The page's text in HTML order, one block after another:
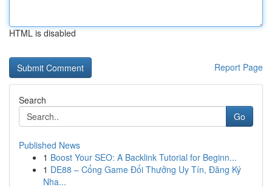
HTML is disabled
Report Page
Search
Go
Published News
1 Boost Your SEO: A Backlink Tutorial for Beginn...
1 DE88 – Cổng Game Đổi Thưởng Uy Tín, Đăng Ký
Nha...